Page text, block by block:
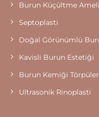
Burun Küçültme
Septoplasti
Doğal Görünümlü
Kavisli Burun Estetiği
Burun Kemiği
Ultrasonik Rinoplasti